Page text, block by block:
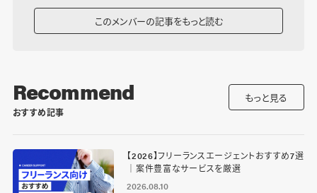
このメンバーの記事をもっと読む
Recommend
おすすめ記事
もっと見る
【2026】フリーランスエージェントおすすめ7選
｜案件豊富なサービスを厳選
2026.08.10